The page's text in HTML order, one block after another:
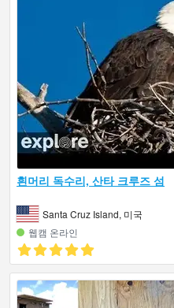
흰머리 독수리, 산타 크루즈 섬
Santa Cruz Island, 미국
웹캠 온라인